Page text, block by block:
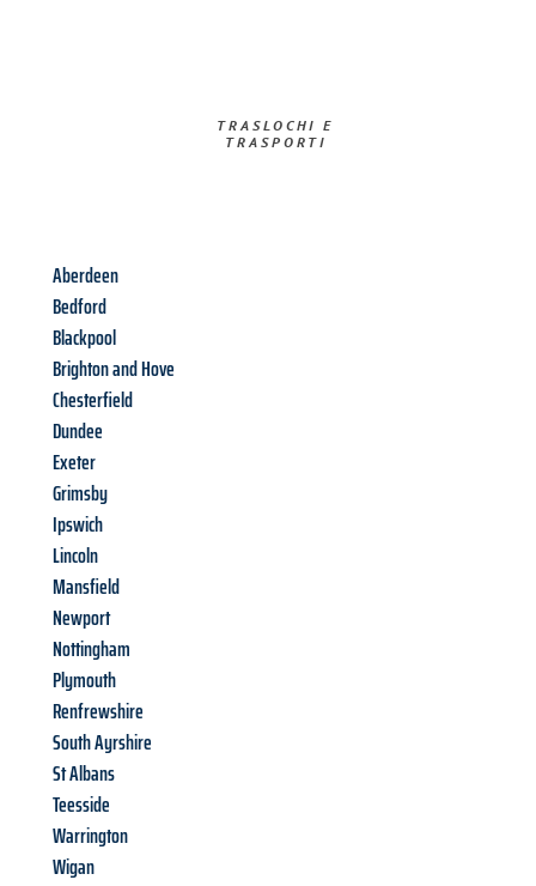
TRASLOCHI E
TRASPORTI​
Aberdeen
Bedford
Blackpool
Brighton and Hove
Chesterfield
Dundee
Exeter
Grimsby
Ipswich
Lincoln
Mansfield
Newport
Nottingham
Plymouth
Renfrewshire
South Ayrshire
St Albans
Teesside
Warrington
Wigan